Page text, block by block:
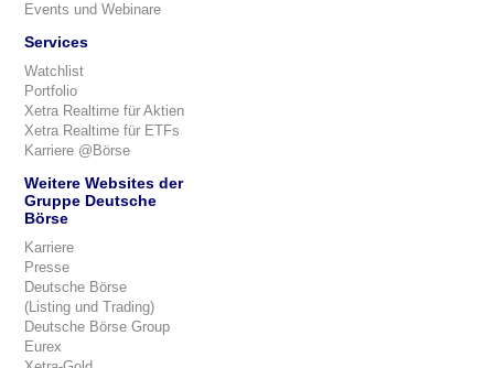
Events und Webinare
Services
Watchlist
Portfolio
Xetra Realtime für Aktien
Xetra Realtime für ETFs
Karriere @Börse
Weitere Websites der
Gruppe Deutsche
Börse
Karriere
Presse
Deutsche Börse
(Listing und Trading)
Deutsche Börse Group
Eurex